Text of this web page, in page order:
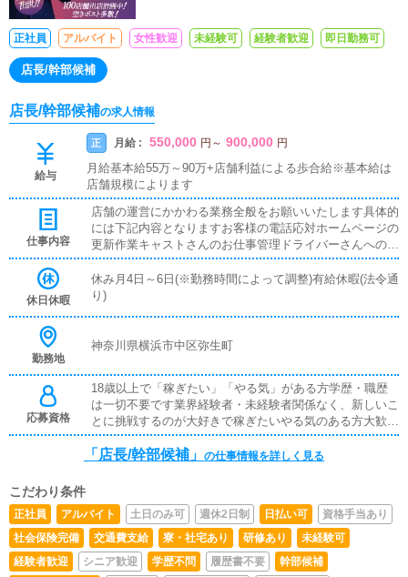
正社員 アルバイト 女性歓迎 未経験可 経験者歓迎 即日勤務可
店長/幹部候補
店長/幹部候補の求人情報
給与
正 月給 : 550,000 円 ～ 900,000 円
月給基本給55万～90万+店舗利益による歩合給※基本給は
店舗規模によります
仕事内容
店舗の運営にかかわる業務全般をお願いいたします具体的
には下記内容となりますお客様の電話応対ホームページの
更新作業キャストさんのお仕事管理ドライバーさんへの業
務連絡スタッフ教育面接対応
休日休暇
休み月4日～6日(※勤務時間によって調整)有給休暇(法令通
り)
勤務地
神奈川県横浜市中区弥生町
応募資格
18歳以上で「稼ぎたい」「やる気」がある方学歴・職歴
は一切不要です業界経験者・未経験者関係なく、新しいこ
とに挑戦するのが大好きで稼ぎたいやる気のある方大歓迎
です先輩スタッフが丁寧にレクチャーしますので、やる気
さえあればすぐに昇格可能です※従業員雇用契約、業務委
「店長/幹部候補」 の仕事情報を詳しく見る
こだわり条件
正社員 アルバイト 土日のみ可 週休2日制 日払い可
資格手当あり
社会保険完備
交通費支給 寮・社宅あり 研修あり
未経験可
経験者歓迎
シニア歓迎 学歴不問 履歴書不要
幹部候補